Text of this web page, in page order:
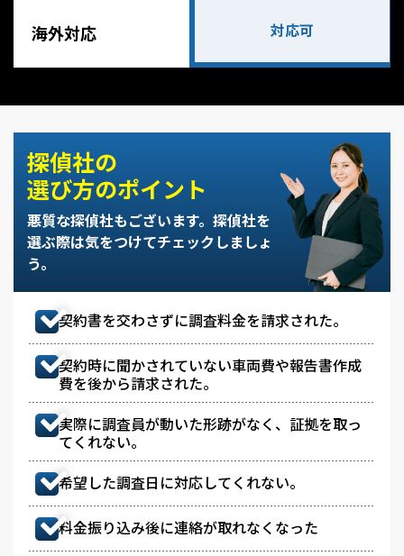
海外対応 対応可
探偵社の
選び方のポイント
悪質な探偵社もございます。 探偵社を
選ぶ際は気をつけてチェックしましょ
う。
契約書を交わさずに調査料金を請求された。
契約時に聞かされていない車両費や報告書作成
費を後から請求された。
実際に調査員が動いた形跡がなく、証拠を取っ
てくれない。
希望した調査日に対応してくれない。
料金振り込み後に連絡が取れなくなった